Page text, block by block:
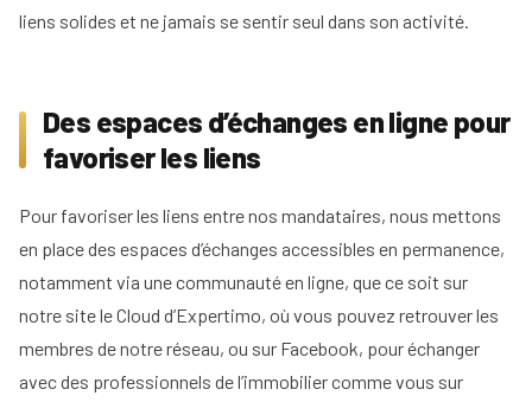
liens solides et ne jamais se sentir seul dans son activité.
Des espaces d’échanges en ligne pour
favoriser les liens
Pour favoriser les liens entre nos mandataires, nous mettons
en place des espaces d’échanges accessibles en permanence,
notamment via une communauté en ligne, que ce soit sur
notre site le Cloud d’Expertimo, où vous pouvez retrouver les
membres de notre réseau, ou sur Facebook, pour échanger
avec des professionnels de l’immobilier comme vous sur